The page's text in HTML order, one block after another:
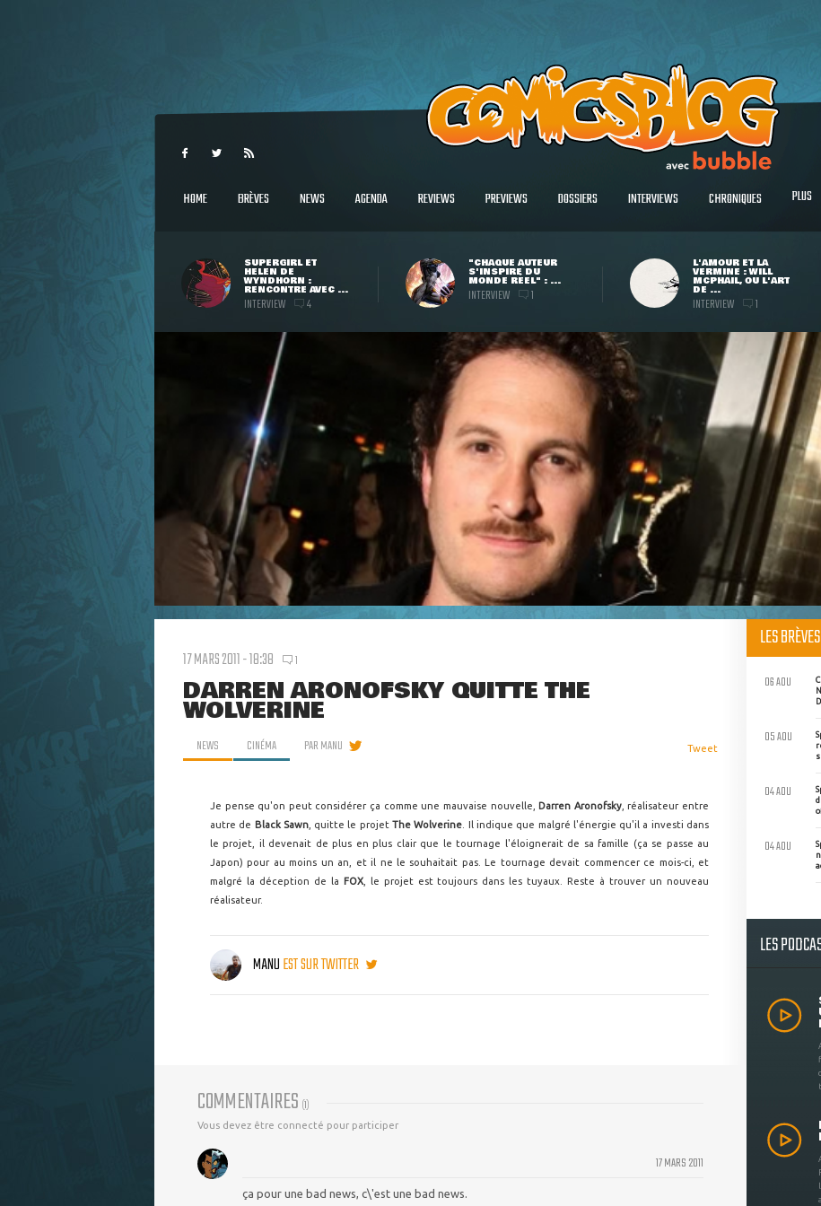
HOME BRÈVES NEWS AGENDA REVIEWS PREVIEWS DOSSIERS INTERVIEWS CHRONIQUES PLUS
SUPERGIRL ET
HELEN DE
WYNDHORN :
RENCONTRE AVEC ...
INTERVIEW 4
"CHAQUE AUTEUR
S'INSPIRE DU
MONDE RÉEL" : ...
INTERVIEW 1
L'AMOUR ET LA
VERMINE : WILL
MCPHAIL, OU L'ART
DE ...
INTERVIEW 1
17 MARS 2011 - 18:38 1
DARREN ARONOFSKY QUITTE THE
WOLVERINE
NEWS CINÉMA PARMANU Tweet
Je pense qu'on peut considérer ça comme une mauvaise nouvelle, Darren Aronofsky, réalisateur entre
autre de Black Sawn, quitte le projetThe Wolverine . Il indique que malgré l'énergie qu'il a investi dans
le projet, il devenait de plus en plus clair que le tournage l'éloignerait de sa famille (ça se passe au
Japon) pour au moins un an, et il ne le souhaitait pas. Le tournage devait commencer ce mois-ci, et
malgré la déception de la FOX, le projet est toujours dans les tuyaux. Reste à trouver un nouveau
réalisateur.
MANUEST SUR TWITTER
COMMENTAIRES (1)
Vous devez être connecté pour participer
17 MARS 2011
ça pour une bad news, c\'est une bad news.
LES BRÈVES
06 AOU
05 AOU
04 AOU
04 AOU
LES